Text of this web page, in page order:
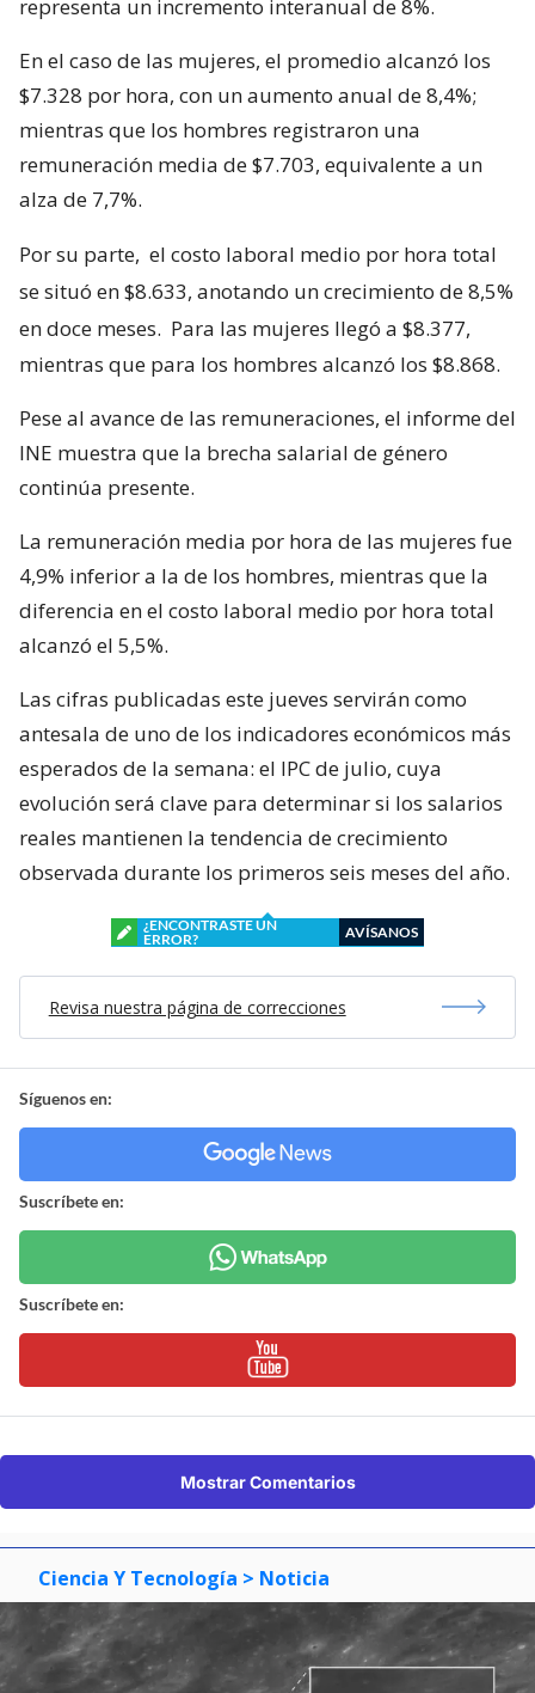
representa un incremento interanual de 8%.
En el caso de las mujeres, el promedio alcanzó los
$7.328 por hora, con un aumento anual de 8,4%;
mientras que los hombres registraron una
remuneración media de $7.703, equivalente a un
alza de 7,7%.
Por su parte, el costo laboral medio por hora total
se situó en $8.633, anotando un crecimiento de 8,5%
en doce meses. Para las mujeres llegó a $8.377,
mientras que para los hombres alcanzó los $8.868.
Pese al avance de las remuneraciones, el informe del
INE muestra que la brecha salarial de género
continúa presente.
La remuneración media por hora de las mujeres fue
4,9% inferior a la de los hombres, mientras que la
diferencia en el costo laboral medio por hora total
alcanzó el 5,5%.
Las cifras publicadas este jueves servirán como
antesala de uno de los indicadores económicos más
esperados de la semana: el IPC de julio, cuya
evolución será clave para determinar si los salarios
reales mantienen la tendencia de crecimiento
observada durante los primeros seis meses del año.
¿ENCONTRASTE UN
ERROR?
AVÍSANOS
Revisa nuestra página de correcciones
Síguenos en:
Suscríbete en:
Suscríbete en:
Mostrar Comentarios
Ciencia Y Tecnología > Noticia